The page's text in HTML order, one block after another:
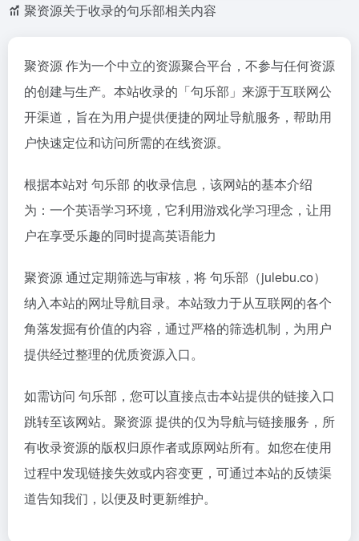
聚资源关于收录的句乐部相关内容
聚资源 作为一个中立的资源聚合平台，不参与任何资源
的创建与生产。本站收录的「句乐部」来源于互联网公
开渠道，旨在为用户提供便捷的网址导航服务，帮助用
户快速定位和访问所需的在线资源。
根据本站对 句乐部 的收录信息，该网站的基本介绍
为：一个英语学习环境，它利用游戏化学习理念，让用
户在享受乐趣的同时提高英语能力
聚资源 通过定期筛选与审核，将 句乐部（julebu.co）
纳入本站的网址导航目录。本站致力于从互联网的各个
角落发掘有价值的内容，通过严格的筛选机制，为用户
提供经过整理的优质资源入口。
如需访问 句乐部，您可以直接点击本站提供的链接入口
跳转至该网站。聚资源 提供的仅为导航与链接服务，所
有收录资源的版权归原作者或原网站所有。如您在使用
过程中发现链接失效或内容变更，可通过本站的反馈渠
道告知我们，以便及时更新维护。